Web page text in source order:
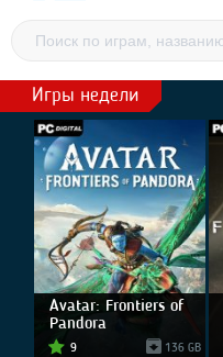
Игры недели
Avatar: Frontiers of
Pandora
9 136 GB